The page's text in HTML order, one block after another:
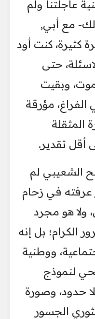
عاجلتنا ولم
مع أبي,
كثيرة، كنت أود
حتى
وبقيت
مؤرقة
المثقلة
أقل تقدير.
الشعيبي لم
في زحام
ولا هو مجرد
الكرام؛ بل إنه
ووطنية
لنموذج
حدود، وصورة
الجسور